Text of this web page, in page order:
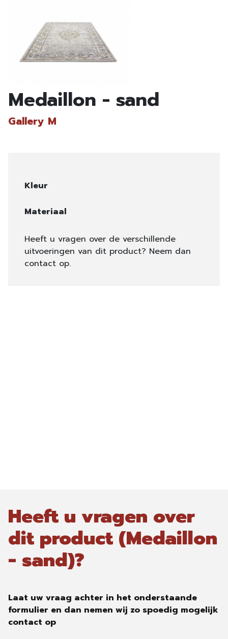
Medaillon - sand
Gallery M
Kleur
Materiaal
Heeft u vragen over de verschillende
uitvoeringen van dit product? Neem dan
contact op.
Heeft u vragen over
dit product (Medaillon
- sand)?
Laat uw vraag achter in het onderstaande
formulier en dan nemen wij zo spoedig mogelijk
contact op